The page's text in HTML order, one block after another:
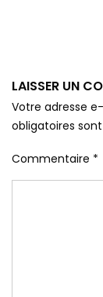
LAISSER UN
Votre adresse
obligatoires
Commentaire *